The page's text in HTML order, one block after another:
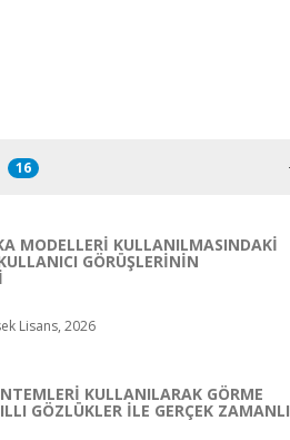
16
MODELLERİ KULLANILMASINDAKİ
GÖRÜŞLERİNİN
Lisans, 2026
KULLANILARAK GÖRME
GÖZLÜKLER İLE GERÇEK ZAMANLI